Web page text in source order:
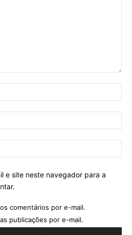
e site neste navegador para a
comentários por e-mail.
publicações por e-mail.